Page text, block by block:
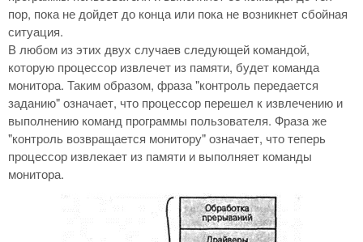
пор, пока не дойдет до конца или пока не возникнет сбойная
ситуация.
В любом из этих двух случаев следующей командой,
которую процессор извлечет из памяти, будет команда
монитора. Таким образом, фраза "контроль передается
заданию" означает, что процессор перешел к извлечению и
выполнению команд программы пользователя. Фраза же
"контроль возвращается монитору" означает, что теперь
процессор извлекает из памяти и выполняет команды
монитора.